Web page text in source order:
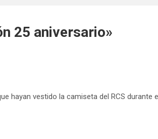
25 aniversario»
hayan vestido la camiseta del RCS durante